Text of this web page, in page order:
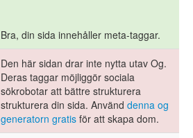
Bra, din sida innehåller meta-taggar.
Den här sidan drar inte nytta utav Og.
Deras taggar möjliggör sociala
sökrobotar att bättre strukturera
strukturera din sida. Använd denna og
generatorn gratis för att skapa dom.